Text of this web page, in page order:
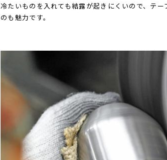
冷たいものを入れても結露が起きにくいので、テー
のも魅力です。